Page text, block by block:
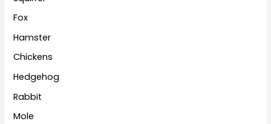
Fox
Hamster
Chickens
Hedgehog
Rabbit
Mole